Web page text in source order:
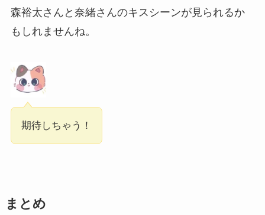
森裕太さんと奈緒さんのキスシーンが見られるか
もしれませんね。
期待しちゃう！
まとめ